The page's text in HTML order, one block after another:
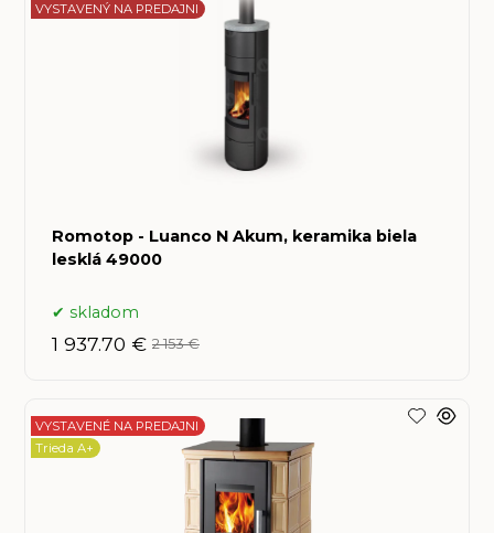
Romotop - Luanco N Akum, keramika biela
lesklá 49000
VYSTAVENÝ NA PREDAJNI
skladom
1 937.70 € 2 153 €
VYSTAVENÉ NA PREDAJNI
Trieda A+